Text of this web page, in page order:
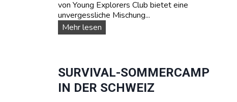
von Young Explorers Club bietet eine
unvergessliche Mischung...
Mehr lesenW
A
E
R
S
SURVIVAL-SOMMERCAMP
IN DER SCHWEIZ